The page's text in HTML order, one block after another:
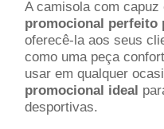
A camisola com capuz
promocional perfeito
oferecê-la aos seus
como uma peça
usar em qualquer
promocional ideal
desportivas.